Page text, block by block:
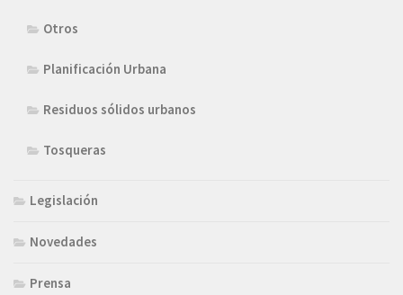
Otros
Planificación Urbana
Residuos sólidos urbanos
Tosqueras
Legislación
Novedades
Prensa